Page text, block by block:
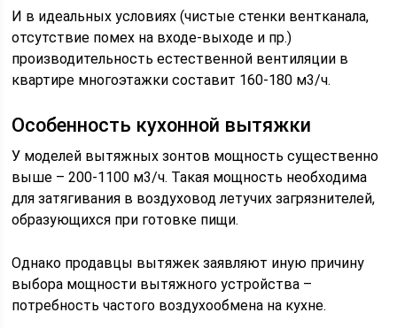
И в идеальных условиях (чистые стенки вентканала,
отсутствие помех на входе-выходе и пр.)
производительность естественной вентиляции в
квартире многоэтажки составит 160-180 м3/ч.
Особенность кухонной вытяжки
У моделей вытяжных зонтов мощность существенно
выше – 200-1100 м3/ч. Такая мощность необходима
для затягивания в воздуховод летучих загрязнителей,
образующихся при готовке пищи.
Однако продавцы вытяжек заявляют иную причину
выбора мощности вытяжного устройства –
потребность частого воздухообмена на кухне.